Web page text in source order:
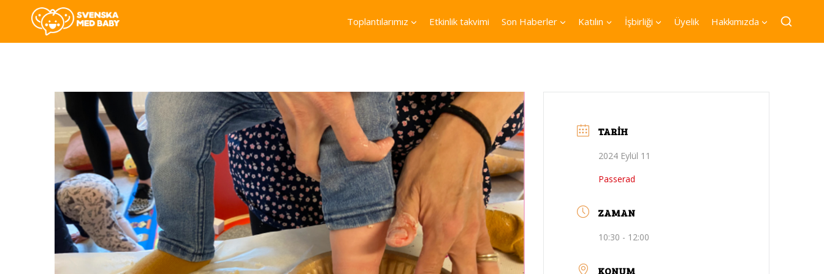
Toplantılarımız Etkinlik takvimi Son Haberler Katılın İşbirliği Üyelik Hakkımızda
TARIH
2024 Eylül 11
Passerad
ZAMAN
10:30 - 12:00
KONUM